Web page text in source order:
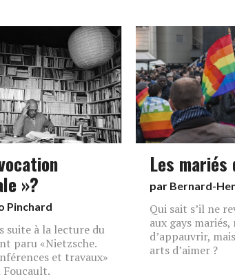
»?
Pinchard
suite à la lecture du
paru «Nietzsche.
et travaux»
Foucault.
Les mariés
par Bernard-
Qui sait s’il ne
aux gays mariés,
d’appauvrir,
arts d’aimer ?